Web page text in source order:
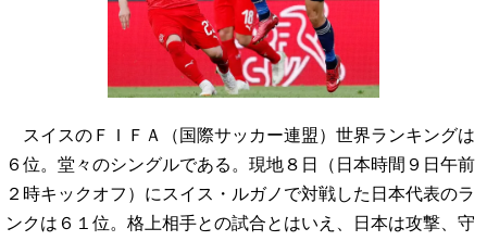
スイスのＦＩＦＡ（国際サッカー連盟）世界ランキングは
６位。堂々のシングルである。現地８日（日本時間９日午前
２時キックオフ）にスイス・ルガノで対戦した日本代表のラ
ンクは６１位。格上相手との試合とはいえ、日本は攻撃、守